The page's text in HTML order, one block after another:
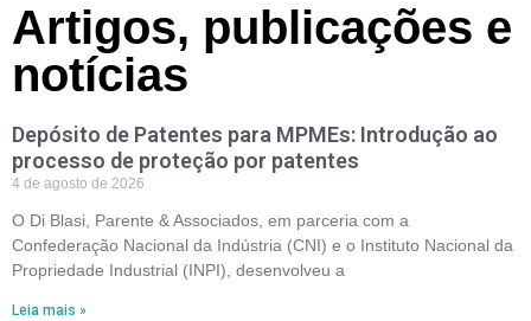
Artigos, publicações e
notícias
Depósito de Patentes para MPMEs: Introdução ao
processo de proteção por patentes
4 de agosto de 2026
O Di Blasi, Parente & Associados, em parceria com a
Confederação Nacional da Indústria (CNI) e o Instituto Nacional da
Propriedade Industrial (INPI), desenvolveu a
Leia mais »